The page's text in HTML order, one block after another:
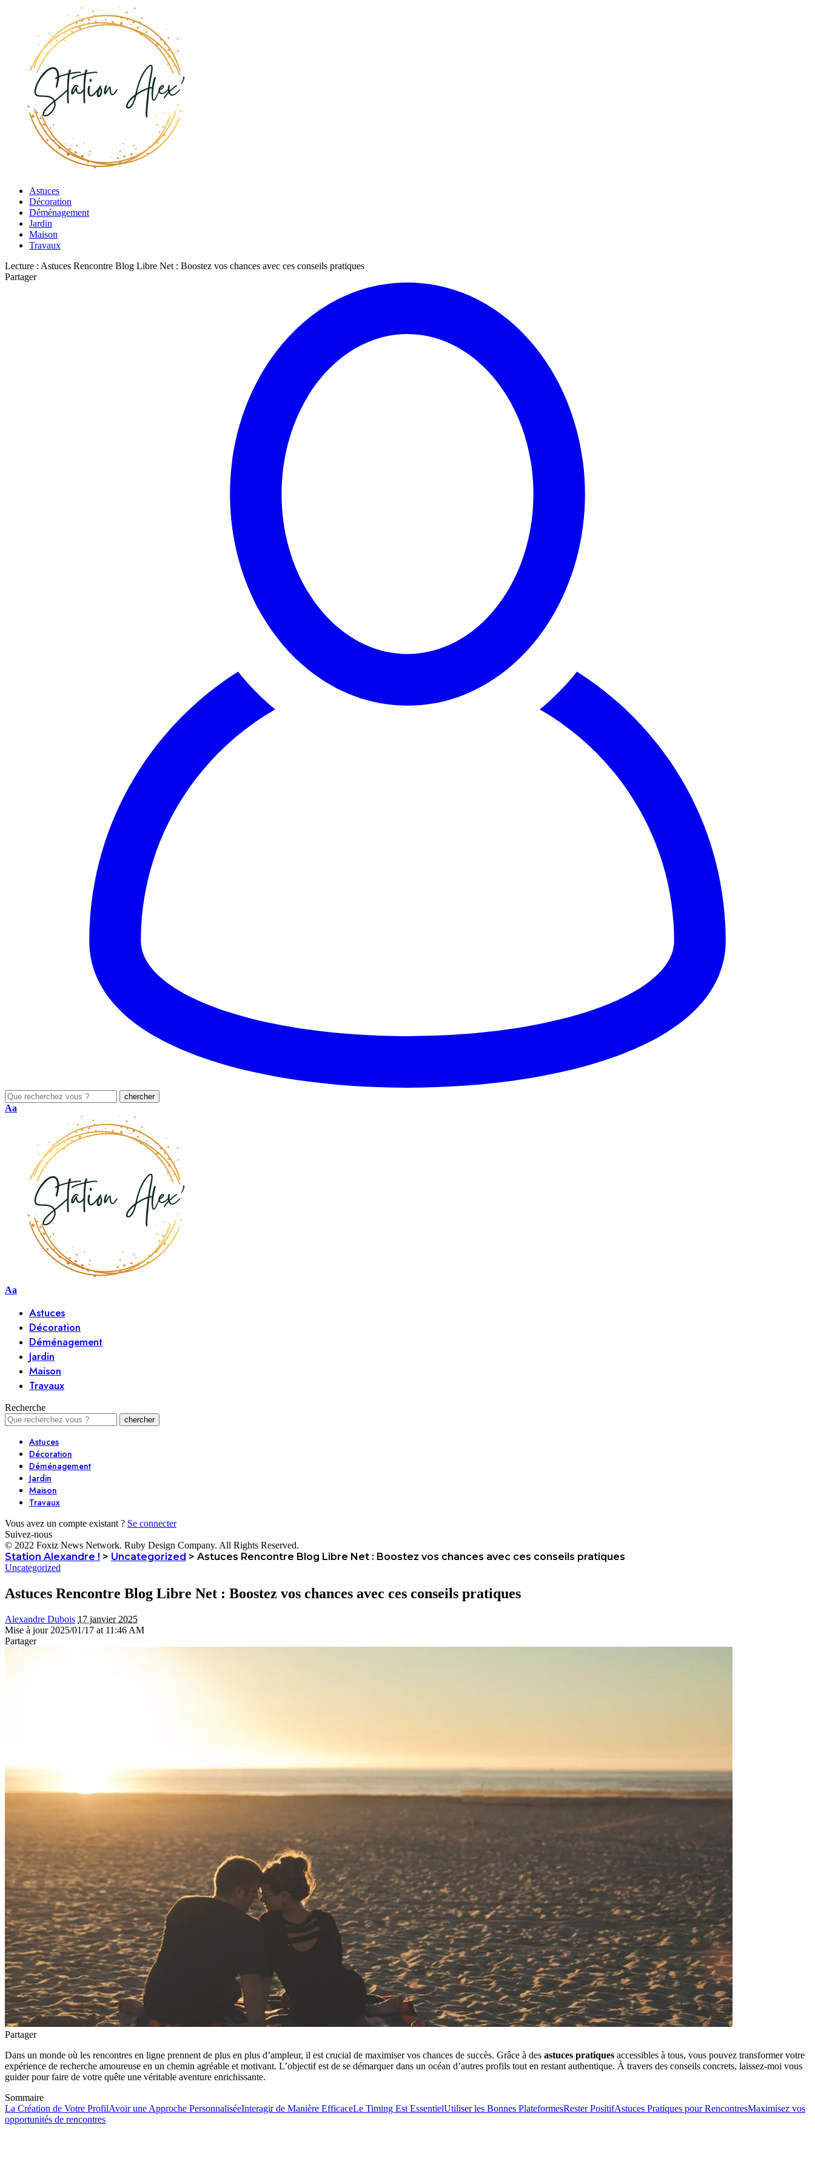
Astuces
Décoration
Déménagement
Jardin
Maison
Travaux
Lecture : Astuces Rencontre Blog Libre Net : Boostez vos chances avec ces conseils pratiques
Partager
Aa
Aa
Astuces
Décoration
Déménagement
Jardin
Maison
Travaux
Recherche
Astuces
Décoration
Déménagement
Jardin
Maison
Travaux
Vous avez un compte existant ? Se connecter
Suivez-nous
© 2022 Foxiz News Network. Ruby Design Company. All Rights Reserved.
Station Alexandre ! > Uncategorized > Astuces Rencontre Blog Libre Net : Boostez vos chances avec ces conseils pratiques
Uncategorized
Astuces Rencontre Blog Libre Net : Boostez vos chances avec ces conseils pratiques
Alexandre Dubois 17 janvier 2025
Mise à jour 2025/01/17 at 11:46 AM
Partager
Partager
Dans un monde où les rencontres en ligne prennent de plus en plus d’ampleur, il est crucial de maximiser vos chances de succès. Grâce à des astuces pratiques accessibles à tous, vous pouvez transformer votre
expérience de recherche amoureuse en un chemin agréable et motivant. L’objectif est de se démarquer dans un océan d’autres profils tout en restant authentique. À travers des conseils concrets, laissez-moi vous
guider pour faire de votre quête une véritable aventure enrichissante.
Sommaire
La Création de Votre ProfilAvoir une Approche PersonnaliséeInteragir de Manière EfficaceLe Timing Est EssentielUtiliser les Bonnes PlateformesRester PositifAstuces Pratiques pour RencontresMaximisez vos
opportunités de rencontres